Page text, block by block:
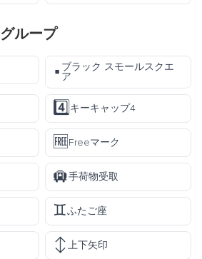
グループ
▪️ ブラック スモールスクエ
ア
4️⃣キーキャップ4
🆓Freeマーク
🛄手荷物受取
♊ふたご座
↕️上下矢印